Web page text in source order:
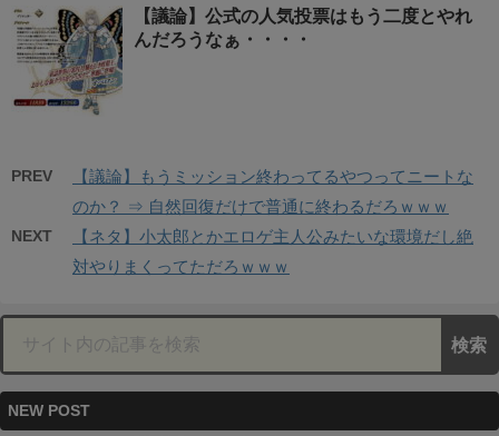
【議論】公式の人気投票はもう二度とやれ
んだろうなぁ・・・・
PREV
【議論】もうミッション終わってるやつってニートな
のか？ ⇒ 自然回復だけで普通に終わるだろｗｗｗ
NEXT
【ネタ】小太郎とかエロゲ主人公みたいな環境だし絶
対やりまくってただろｗｗｗ
NEW POST